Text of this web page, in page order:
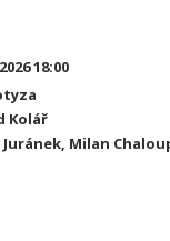
18:00
Kolář
Milan